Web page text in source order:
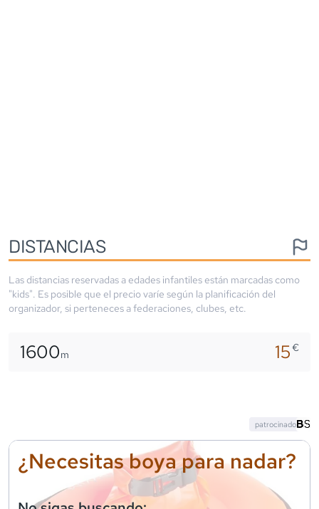
DISTANCIAS
Las distancias reservadas a edades infantiles están marcadas como
"kids". Es posible que el precio varíe según la planificación del
organizador, si perteneces a federaciones, clubes, etc.
1600m 15€
¿Necesitas boya para nadar?
patrocinado